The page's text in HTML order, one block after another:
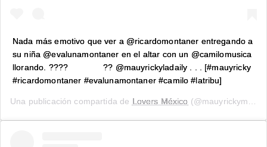
Nada más emotivo que ver a @ricardomontaner entregando a
su niña @evalunamontaner en el altar con un @camilomusica
llorando. ???? ⠀⠀⠀⠀⠀ ?? @mauyrickyladaily . . . [#mauyricky
#ricardomontaner #evalunamontaner #camilo #latribu]
Una publicación compartida de Lovers México (@mauyrickymx) el